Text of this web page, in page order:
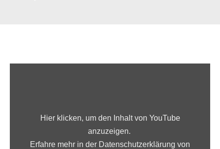
„Philine Edbauer, Initiative #mybrainmychoice -
Hanfparade 2023“ von YouTube anzeigen
Hier klicken, um den Inhalt von YouTube
anzuzeigen.
Erfahre mehr in der Datenschutzerklärung von